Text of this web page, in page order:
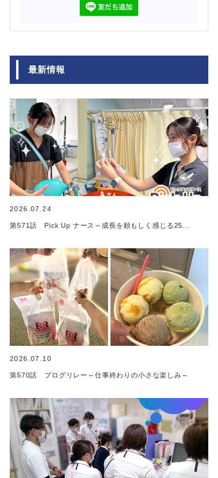
最新情報
2026.07.24
第571話 Pick Up ナース～成長を頼もしく感じる25...
2026.07.10
第570話 ブログリレー～仕事終わりの小さな楽しみ～